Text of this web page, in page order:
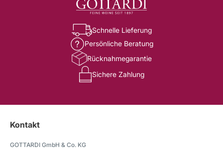
Schnelle Lieferung
Persönliche Beratung
Rücknahmegarantie
Sichere Zahlung
Kontakt
GOTTARDI GmbH & Co. KG